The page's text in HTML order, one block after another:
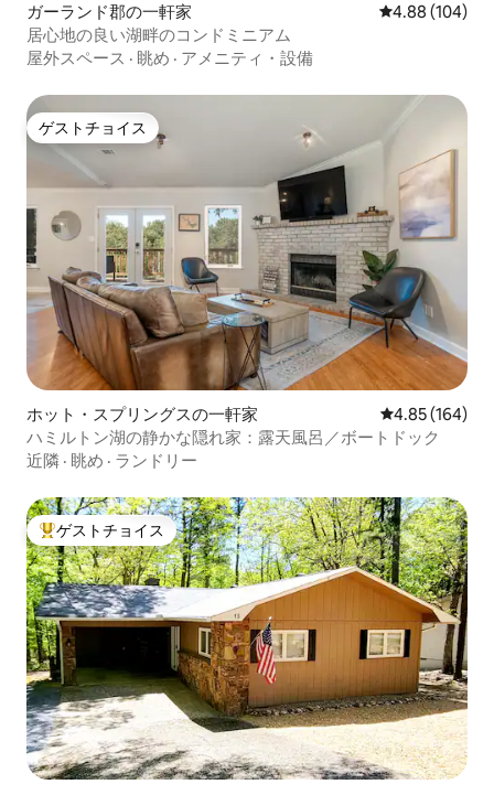
ガーランド郡の一軒家 レビュー104
4.88 (104)
居心地の良い湖畔のコンドミニアム
屋外スペース · 眺め · アメニティ・設備
ゲストチョイス
ゲストチョイス
ホット・スプリングスの一軒家 レビュー164
4.85 (164)
ハミルトン湖の静かな隠れ家：露天風呂／ボートドック
近隣 · 眺め · ランドリー
大好評のゲストチョイスです。
ゲストチョイス